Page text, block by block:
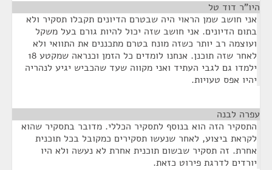
היו"ר דוד טל
אני חושב שמן הראוי היה שבטרם הדיונים תקבלו תסקיר ולא
בתום הדיונים. אני חושב שזה יכול להיות גורם בעל משקל
ועוצמה רב יותר כשזה מונח בטרם מתכננים את התוואי ולא
לאחר שזה תוכנן. אנחנו לומדים כל הזמן וכנראה שמקטע 18
ילמדו גם לגבי העתיד ואני מקווה שעד שהכביש יגיע לנהריה
יהיו אפס טעויות.
עפרה לבנה
התסקיר הזה הוא בנוסף לתסקיר הכללי. מדובר בתסקיר שהוא
לקראת ביצוע, לאחר שנעשו תסקירים כמקובל בכל תוכנית
אחרת. זה תסקיר שבשום תוכנית אחרת לא נעשה ולא היו
יורדים לדרגת פירוט כזאת.